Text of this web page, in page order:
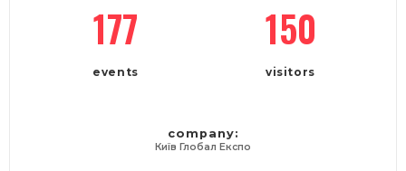
177
events
150
visitors
company:
Київ Глобал Експо